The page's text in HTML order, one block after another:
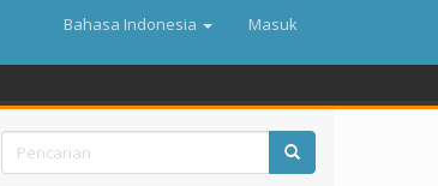
Bahasa Indonesia Masuk